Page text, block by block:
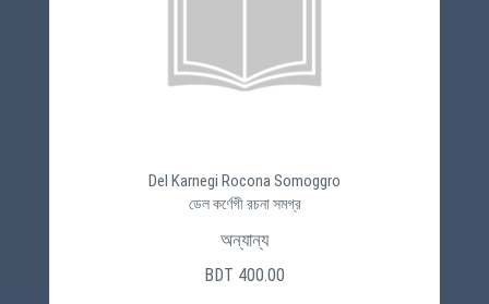
Del Karnegi Rocona Somoggro
ডেল কর্ণেগী রচনা সমগ্র
অন্যান্য
BDT 400.00